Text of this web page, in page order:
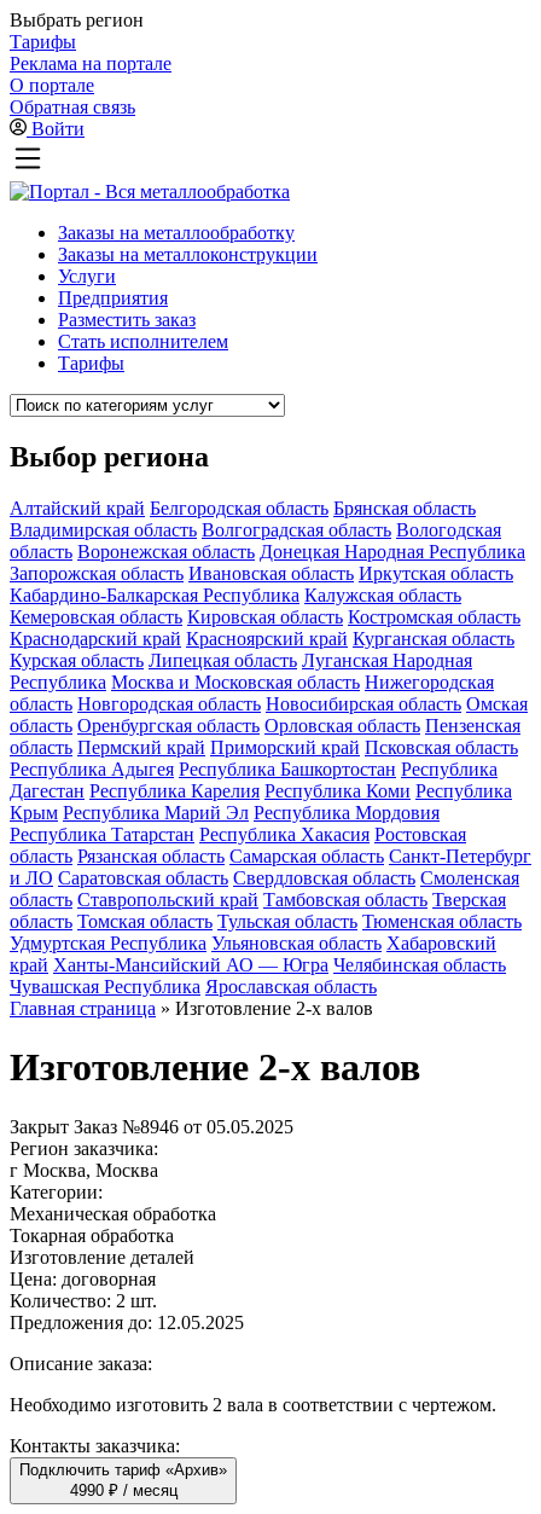
Выбрать регион
Тарифы
Реклама на портале
О портале
Обратная связь
Войти
Заказы на металлообработку
Заказы на металлоконструкции
Услуги
Предприятия
Разместить заказ
Стать исполнителем
Тарифы
Выбор региона
Алтайский край Белгородская область Брянская область
Владимирская область Волгоградская область Вологодская
область Воронежская область Донецкая Народная Республика
Запорожская область Ивановская область Иркутская область
Кабардино-Балкарская Республика Калужская область
Кемеровская область Кировская область Костромская область
Краснодарский край Красноярский край Курганская область
Курская область Липецкая область Луганская Народная
Республика Москва и Московская область Нижегородская
область Новгородская область Новосибирская область Омская
область Оренбургская область Орловская область Пензенская
область Пермский край Приморский край Псковская область
Республика Адыгея Республика Башкортостан Республика
Дагестан Республика Карелия Республика Коми Республика
Крым Республика Марий Эл Республика Мордовия
Республика Татарстан Республика Хакасия Ростовская
область Рязанская область Самарская область Санкт-Петербург
и ЛО Саратовская область Свердловская область Смоленская
область Ставропольский край Тамбовская область Тверская
область Томская область Тульская область Тюменская область
Удмуртская Республика Ульяновская область Хабаровский
край Ханты-Мансийский АО — Югра Челябинская область
Чувашская Республика Ярославская область
Главная страница » Изготовление 2-х валов
Изготовление 2-х валов
Закрыт Заказ №8946 от 05.05.2025
Регион заказчика:
г Москва, Москва
Категории:
Механическая обработка
Токарная обработка
Изготовление деталей
Цена: договорная
Количество: 2 шт.
Предложения до: 12.05.2025
Описание заказа:
Необходимо изготовить 2 вала в соответствии с чертежом.
Контакты заказчика:
Подключить тариф «Архив»
4990 ₽ / месяц